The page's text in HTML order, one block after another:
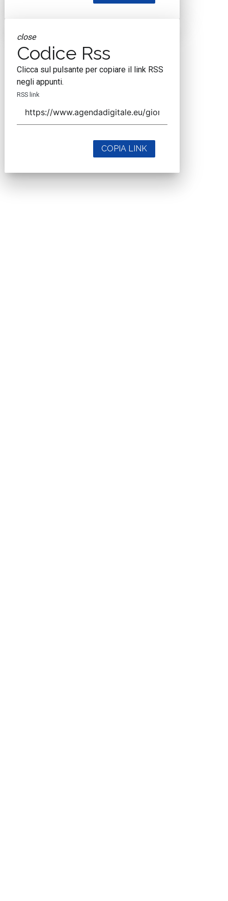
close
Codice Rss
Clicca sul pulsante per copiare il link RSS
negli appunti.
RSS link
COPIA LINK